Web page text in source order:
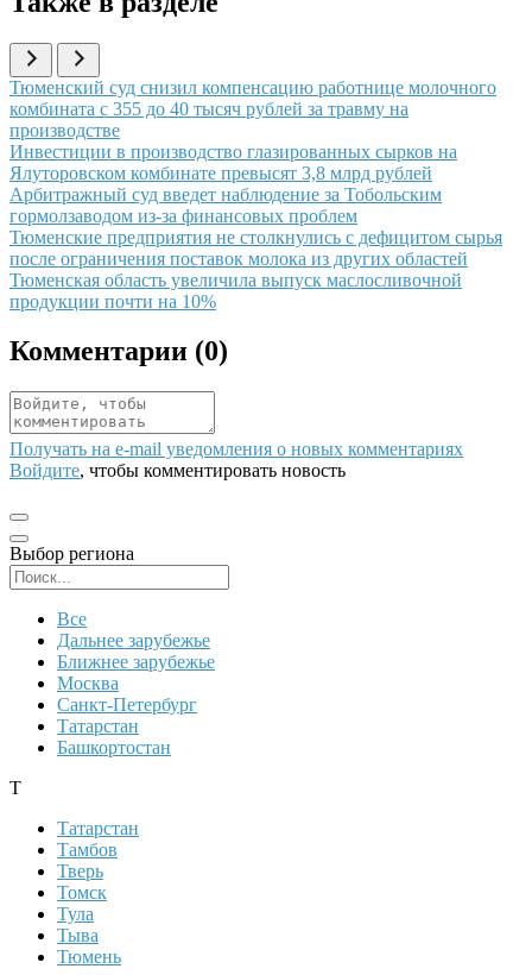
Иллюстрация новости
Тюменский суд снизил компенсацию работнице молочного
комбината с 355 до 40 тысяч рублей за травму на
производстве
Иллюстрация новости
Инвестиции в производство глазированных сырков на
Ялуторовском комбинате превысят 3,8 млрд рублей
Иллюстрация новости
Арбитражный суд введет наблюдение за Тобольским
гормолзаводом из-за финансовых проблем
Иллюстрация новости
Тюменские предприятия не столкнулись с дефицитом сырья
после ограничения поставок молока из других областей
Иллюстрация новости
Тюменская область увеличила выпуск маслосливочной
продукции почти на 10%
Комментарии (0)
Получать на e‑mail уведомления о новых комментариях
Войдите, чтобы комментировать новость
Выбор региона
Все
Дальнее зарубежье
Ближнее зарубежье
Москва
Санкт-Петербург
Татарстан
Башкортостан
Т
Татарстан
Тамбов
Тверь
Томск
Тула
Тыва
Тюмень